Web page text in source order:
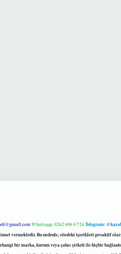
Whatsapp: 0262 606 0 726Telegram:
vermektedir. Bu nedenle, sitedeki içerikleri proaktif
bir marka, kurum veya şahıs şirketi ile hiçbir